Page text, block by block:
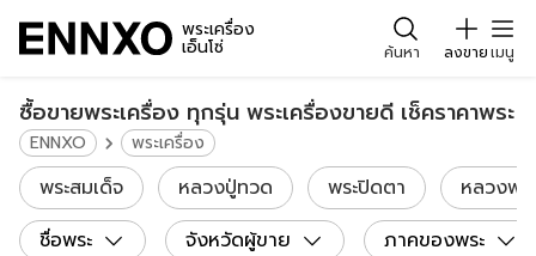
พระเครื่อง
เอ็นโซ่ ค้นหา ลงขายเมนู
ซื้อขายพระเครื่อง ทุกรุ่น พระเครื่องขายดี เช็คราคาพระ
ENNXO พระเครื่อง
พระสมเด็จ หลวงปู่ทวด พระปิดตา หลวงพ่อ
ชื่อพระ จังหวัดผู้ขาย ภาคของพระ